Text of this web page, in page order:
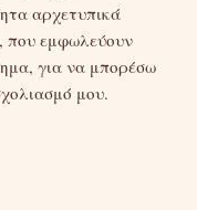
αρχετυπικά
που εμφωλεύουν
για να μπορέσω
μου.